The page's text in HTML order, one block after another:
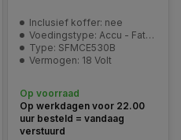
Inclusief koffer: nee
Voedingstype: Accu - FatMax V20
Type: SFMCE530B
Vermogen: 18 Volt
Op voorraad
Op werkdagen voor 22.00
uur besteld = vandaag
verstuurd